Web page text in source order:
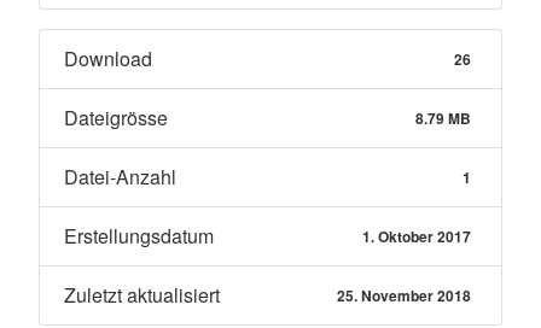
Download 26
Dateigrösse 8.79 MB
Datei-Anzahl 1
Erstellungsdatum 1. Oktober 2017
Zuletzt aktualisiert 25. November 2018